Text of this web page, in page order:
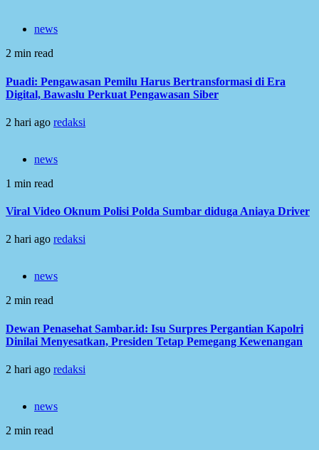
news
2 min read
Puadi: Pengawasan Pemilu Harus Bertransformasi di Era
Digital, Bawaslu Perkuat Pengawasan Siber
2 hari ago redaksi
news
1 min read
Viral Video Oknum Polisi Polda Sumbar diduga Aniaya Driver
2 hari ago redaksi
news
2 min read
Dewan Penasehat Sambar.id: Isu Surpres Pergantian Kapolri
Dinilai Menyesatkan, Presiden Tetap Pemegang Kewenangan
2 hari ago redaksi
news
2 min read